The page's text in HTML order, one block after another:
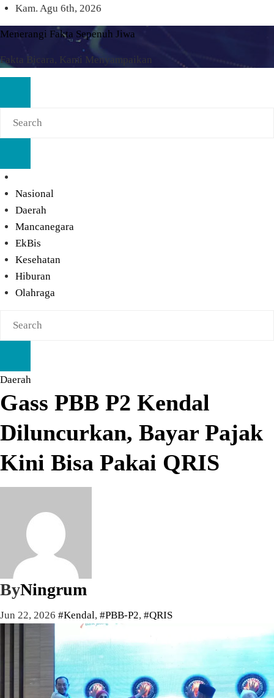
Skip
to
content
Kam. Agu 6th, 2026
Menerangi Fakta Sepenuh Jiwa
Fakta Bicara, Kami Menyampaikan
Nasional
Daerah
Mancanegara
EkBis
Kesehatan
Hiburan
Olahraga
Daerah
Gass PBB P2 Kendal
Diluncurkan, Bayar Pajak
Kini Bisa Pakai QRIS
ByNingrum
Jun 22, 2026 #Kendal, #PBB-P2, #QRIS